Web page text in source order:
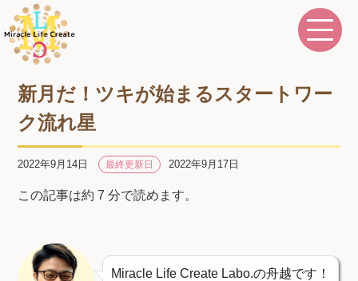
新月だ！ツキが始まるスタートワー
ク流れ星
2022年9月14日 最終更新日 2022年9月17日
この記事は約 7 分で読めます。
Miracle Life Create Labo.の舟越です！